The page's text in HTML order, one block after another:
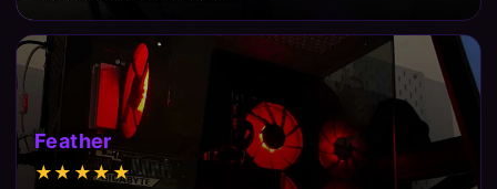
Feather
★★★★★